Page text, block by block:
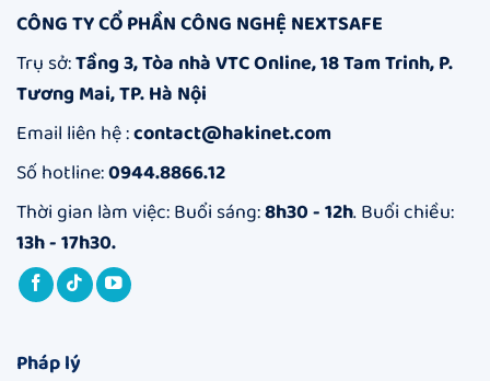
CÔNG TY CỔ PHẦN CÔNG NGHỆ NEXTSAFE
Trụ sở:Tầng 3, Tòa nhà VTC Online, 18 Tam Trinh, P.
Tương Mai, TP. Hà Nội
Email liên hệ :contact@hakinet.com
Số hotline:0944.8866.12
Thời gian làm việc: Buổi sáng:8h30 - 12h. Buổi chiều:
13h - 17h30.
Pháp lý